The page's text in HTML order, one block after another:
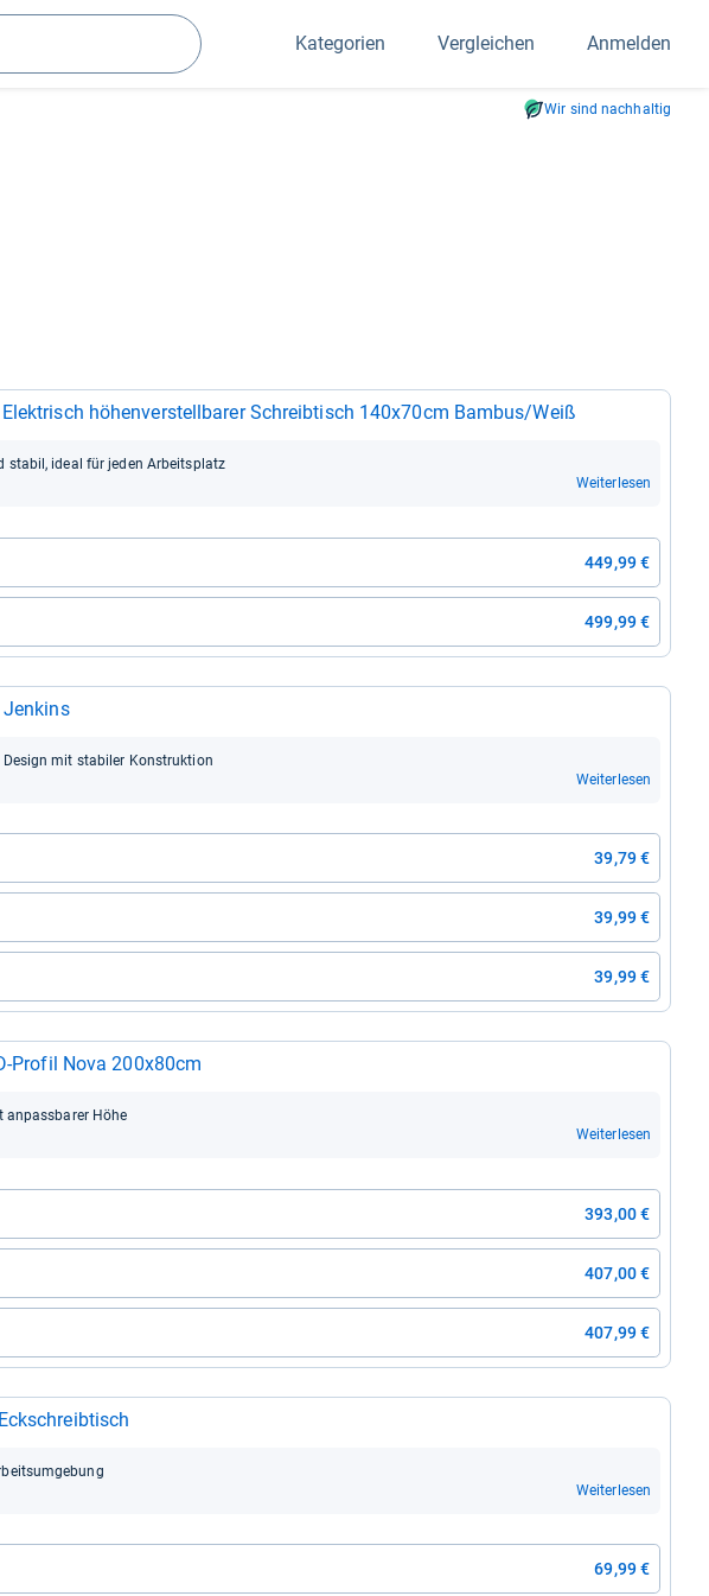
Suchen
Kategorien Vergleichen Anmelden
Wir sind nachhaltig
höhen­ver­stell­ba­rer Schreib­tisch 140x70cm Bam­bus/Weiß
sta­bil, ideal für jeden Arbeits­platz
Weiterlesen
449,99 €
499,99 €
Jen­kins
mit sta­bi­ler Kon­struk­tion
Weiterlesen
39,79 €
39,99 €
39,99 €
​Pro­fil Nova 200x80cm
anpass­ba­rer Höhe
Weiterlesen
393,00 €
407,00 €
407,99 €
Weiterlesen
69,99 €